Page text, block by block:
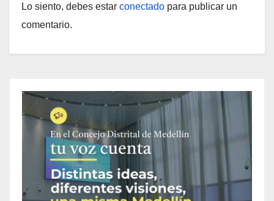
Lo siento, debes estar conectado para publicar un
comentario.